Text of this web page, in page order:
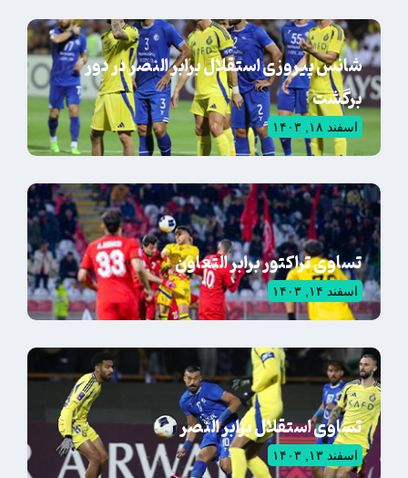
شانس پیروزی استقلال برابر النصر در دور
برگشت
اسفند ۱۸, ۱۴۰۳
تساوی تراکتور برابر التعاون
اسفند ۱۴, ۱۴۰۳
تساوی استقلال برابر النصر
اسفند ۱۳, ۱۴۰۳